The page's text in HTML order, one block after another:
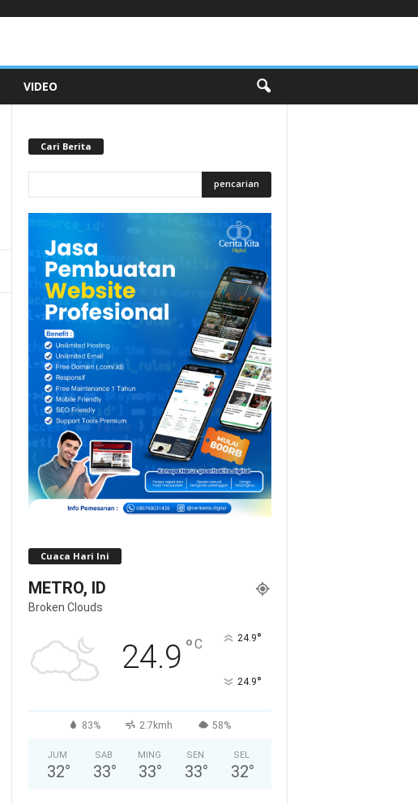
VIDEO
Cari Berita
Cuaca Hari Ini
METRO, ID
Broken Clouds
24.9 °C 24.9°
24.9°
83% 2.7kmh 58%
JUM
32°
SAB
33°
MING
33°
SEN
33°
SEL
32°